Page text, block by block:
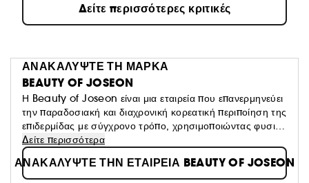
Δείτε περισσότερες κριτικές
ΑΝΑΚΑΛΥΨΤΕ ΤΗ ΜΑΡΚΑ
BEAUTY OF JOSEON
Η Beauty of Joseon είναι μια εταιρεία που επανερμηνεύει
την παραδοσιακή και διαχρονική κορεατική περιποίηση της
επιδερμίδας με σύγχρονο τρόπο, χρησιμοποιώντας φυσικά
συστατικά. Συνδυάζει το Hanbang (παραδοσιακή
κορεατική ιατρική με βάση τα βότανα) με αποτελεσματικά
και μοντέρνα συστατικά για να δημιουργήσει προϊόντα
Δείτε περισσότερα
ΑΝΑΚΑΛΥΨΤΕ ΤΗΝ ΕΤΑΙΡΕΙΑ BEAUTY OF JOSEON